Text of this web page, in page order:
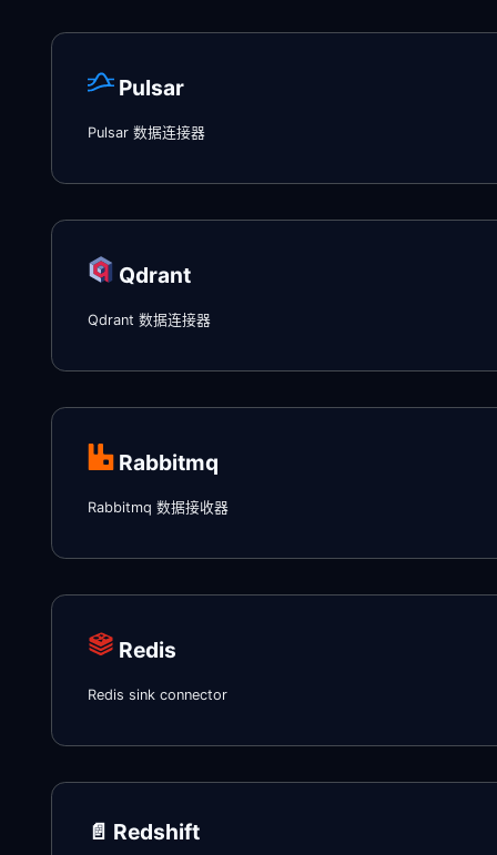
Pulsar
Pulsar 数据连接器
Qdrant
Qdrant 数据连接器
Rabbitmq
Rabbitmq 数据接收器
Redis
Redis sink connector
📄️ Redshift